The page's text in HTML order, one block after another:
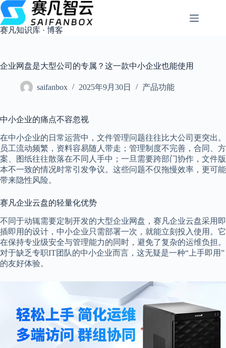
跳
过
内
容
赛凡知识库 · 博客
企业网盘是大型公司的专属？这一款中小企业也能使用
saifanbox 2025年9月30日 产品功能
中小企业的痛点不容忽视
在中小企业的日常运营中，文件管理问题往往比大公司更突出。
员工流动频繁，资料容易随人带走；管理制度不完善，合同、方
案、图纸往往散落在不同人手中；一旦需要跨部门协作，文件版
本不一致的情况时常引发争议。这些问题不仅拖慢效率，更可能
带来隐性风险。
赛凡企业云盘的轻量化优势
不同于动辄需要定制开发的大型企业网盘，赛凡企业云盘采用即
插即用的设计，中小企业只需部署一次，就能立刻投入使用。它
在保持专业级安全与管理能力的同时，避免了复杂的运维负担。
对于缺乏专职IT团队的中小企业而言，这无疑是一种“上手即用”
的友好体验。